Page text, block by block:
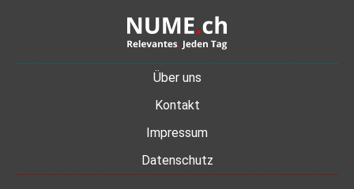
Über uns
Kontakt
Impressum
Datenschutz